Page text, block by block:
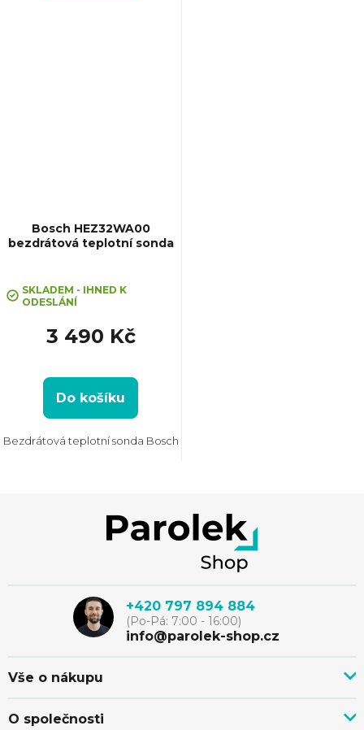
Bosch HEZ32WA00
bezdrátová teplotní sonda
SKLADEM - IHNED K
ODESLÁNÍ
3 490 Kč
Do košíku
Bezdrátová teplotní sonda Bosch
t
+420 797 894 884
(Po-Pá: 7:00 - 16:00)
info@parolek-shop.cz
Vše o nákupu
O společnosti